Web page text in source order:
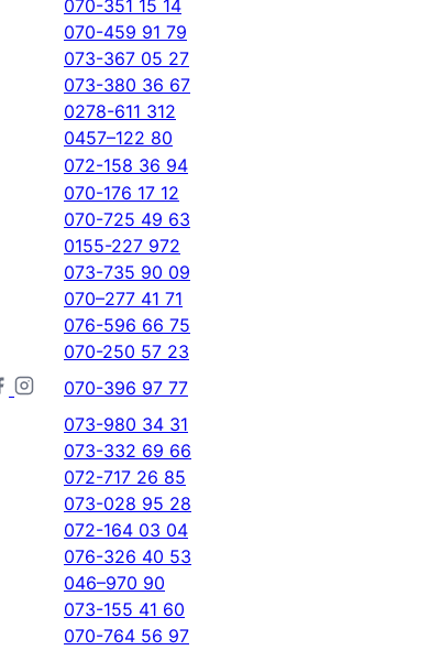
070-351 15 14
070-459 91 79​
073-367 05 27
073-380 36 67
0278-611 312
0457–122 80
072-158 36 94
070-176 17 12
070-725 49 63
0155-227 972
073-735 90 09
070–277 41 71
076-596 66 75
070-250 57 23
070-396 97 77
073-980 34 31
073-332 69 66
072-717 26 85
073-028 95 28
072-164 03 04
076-326 40 53
046–970 90
073-155 41 60
070-764 56 97